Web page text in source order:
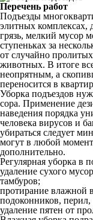
Перечень работ
Подъезды
элитных комплексах,
грязь, мелкий мусор
ступеньках за
от случайно
животных. В итоге
неопрятным, а
переносится в
Уборка подъездов
сора. Применение
наведения порядка
человека вирусов и
убираться следует
могут в любой
дополнительно.
Регулярная уборка в
удаление сухого
тамбуров;
протирание влажной
подоконников, перил,
удаление пятен от